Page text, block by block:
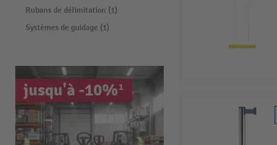
Rubans de délimitation (1)
Systèmes de guidage (1)
jusqu'à -10%¹